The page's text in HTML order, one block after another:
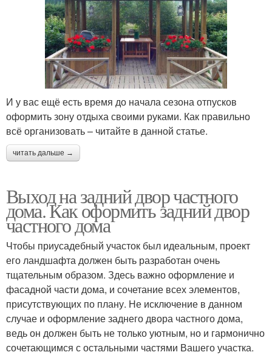
И у вас ещё есть время до начала сезона отпусков
оформить зону отдыха своими руками. Как правильно
всё организовать – читайте в данной статье.
читать дальше →
Выход на задний двор частного
дома. Как оформить задний двор
частного дома
Чтобы приусадебный участок был идеальным, проект
его ландшафта должен быть разработан очень
тщательным образом. Здесь важно оформление и
фасадной части дома, и сочетание всех элементов,
присутствующих по плану. Не исключение в данном
случае и оформление заднего двора частного дома,
ведь он должен быть не только уютным, но и гармонично
сочетающимся с остальными частями Вашего участка.